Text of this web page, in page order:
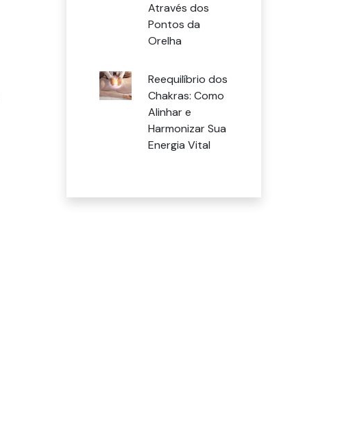
Através dos
Pontos da
Orelha
Reequilíbrio dos
Chakras: Como
Alinhar e
Harmonizar Sua
Energia Vital